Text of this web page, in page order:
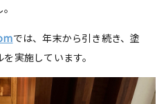
では、年末から引き続き、塗
実施しています。